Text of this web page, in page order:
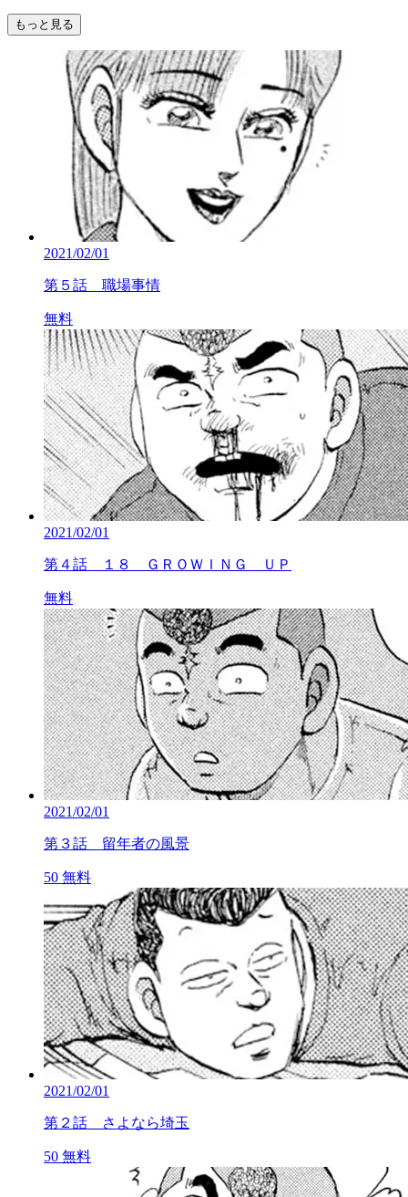
もっと見る
2021/02/01
第５話 職場事情
無料
2021/02/01
第４話 １８ ＧＲＯＷＩＮＧ ＵＰ
無料
2021/02/01
第３話 留年者の風景
50 無料
2021/02/01
第２話 さよなら埼玉
50 無料